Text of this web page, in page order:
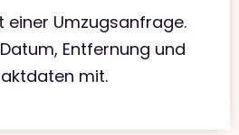
einer Umzugsanfrage.
Entfernung und
mit.